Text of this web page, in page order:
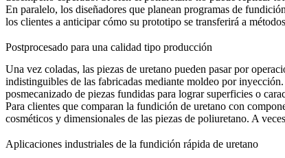
En paralelo, los diseñadores que planean programas de
los clientes a anticipar cómo su prototipo se transferirá a
Postprocesado para una calidad tipo producción
Una vez coladas, las piezas de uretano pueden pasar por
indistinguibles de las fabricadas mediante moldeo por
posmecanizado de piezas fundidas para lograr superficies o
Para clientes que comparan la fundición de uretano con
cosméticos y dimensionales de las piezas de poliuretano. A
Aplicaciones industriales de la fundición rápida de uretano